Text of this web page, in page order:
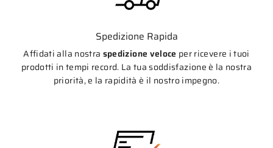
Spedizione Rapida
Affidati alla nostra spedizione veloce per ricevere i tuoi
prodotti in tempi record. La tua soddisfazione è la nostra
priorità, e la rapidità è il nostro impegno.